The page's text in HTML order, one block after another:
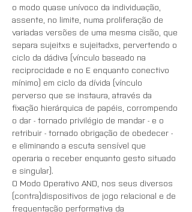
o modo quase unívoco da individuação,
assente, no limite, numa proliferação de
variadas versões de uma mesma cisão, que
separa sujeitxs e sujeitadxs, pervertendo o
ciclo da dádiva (vínculo baseado na
reciprocidade e no E enquanto conectivo
mínimo) em ciclo da dívida (vínculo
perverso que se instaura, através da
fixação hierárquica de papéis, corrompendo
o dar - tornado privilégio de mandar - e o
retribuir - tornado obrigação de obedecer -
e eliminando a escuta sensível que
operaria o receber enquanto gesto situado
e singular).
O Modo Operativo AND, nos seus diversos
(contra)dispositivos de jogo relacional e de
frequentação performativa da